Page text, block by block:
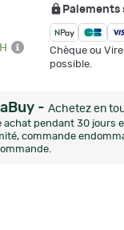
Paiements
Chèque ou
possible.
- Achetez en
pendant 30 jours
commande